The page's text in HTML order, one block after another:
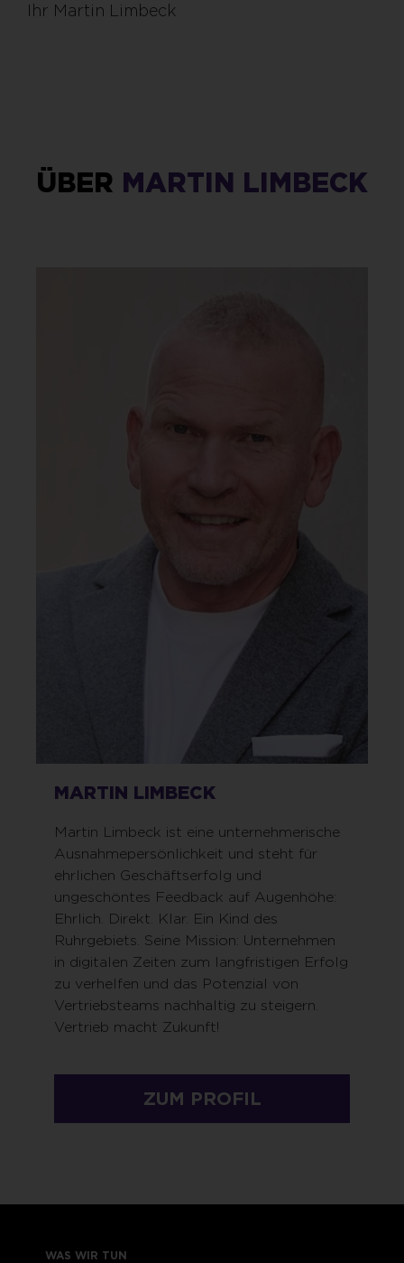
Ihr Martin Limbeck
ÜBER MARTIN LIMBECK
MARTIN LIMBECK
Martin Limbeck ist eine unternehmerische
Ausnahmepersönlichkeit und steht für
ehrlichen Geschäftserfolg und
ungeschöntes Feedback auf Augenhöhe:
Ehrlich. Direkt. Klar. Ein Kind des
Ruhrgebiets. Seine Mission: Unternehmen
in digitalen Zeiten zum langfristigen Erfolg
zu verhelfen und das Potenzial von
Vertriebsteams nachhaltig zu steigern.
Vertrieb macht Zukunft!
ZUM PROFIL
WAS WIR TUN